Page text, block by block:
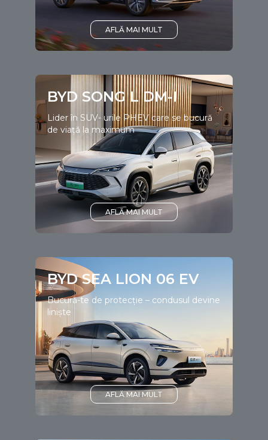
AFLĂ MAI MULT
BYD SONG L DM-I
Lider în SUV- urile PHEV care se bucură
de viață la maximum
AFLĂ MAI MULT
BYD SEA LION 06 EV
Bucură-te de protecție – condusul devine
liniște
AFLĂ MAI MULT